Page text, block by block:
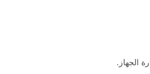
الجهاز.